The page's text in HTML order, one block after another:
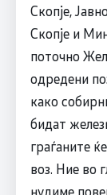
Скопје,
Скопје и
поточно
одредени
како
бидат
граѓаните
воз. Ние во
нудиме